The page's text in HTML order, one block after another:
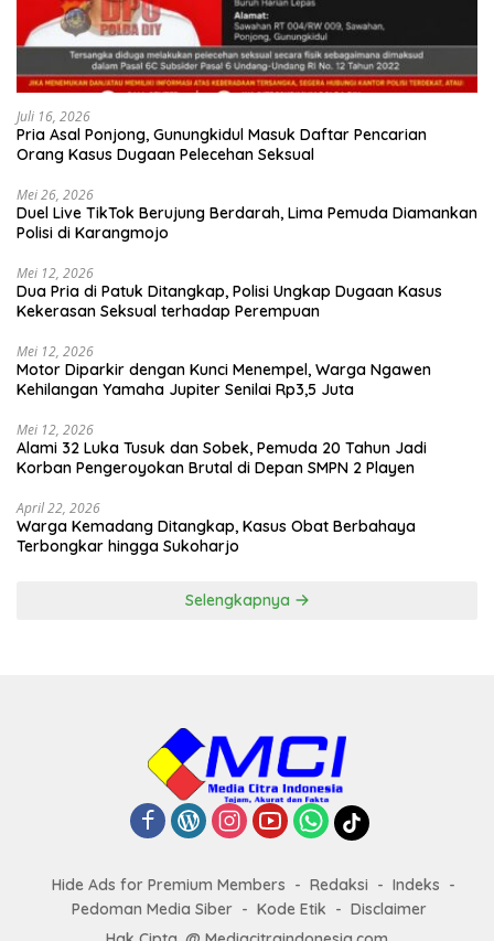
Juli 16, 2026
Pria Asal Ponjong, Gunungkidul Masuk Daftar Pencarian
Orang Kasus Dugaan Pelecehan Seksual
Mei 26, 2026
Duel Live TikTok Berujung Berdarah, Lima Pemuda Diamankan
Polisi di Karangmojo
Mei 12, 2026
Dua Pria di Patuk Ditangkap, Polisi Ungkap Dugaan Kasus
Kekerasan Seksual terhadap Perempuan
Mei 12, 2026
Motor Diparkir dengan Kunci Menempel, Warga Ngawen
Kehilangan Yamaha Jupiter Senilai Rp3,5 Juta
Mei 12, 2026
Alami 32 Luka Tusuk dan Sobek, Pemuda 20 Tahun Jadi
Korban Pengeroyokan Brutal di Depan SMPN 2 Playen
April 22, 2026
Warga Kemadang Ditangkap, Kasus Obat Berbahaya
Terbongkar hingga Sukoharjo
Selengkapnya
Hide Ads for Premium Members Redaksi
Indeks
Pedoman Media Siber
Kode Etik
Disclaimer